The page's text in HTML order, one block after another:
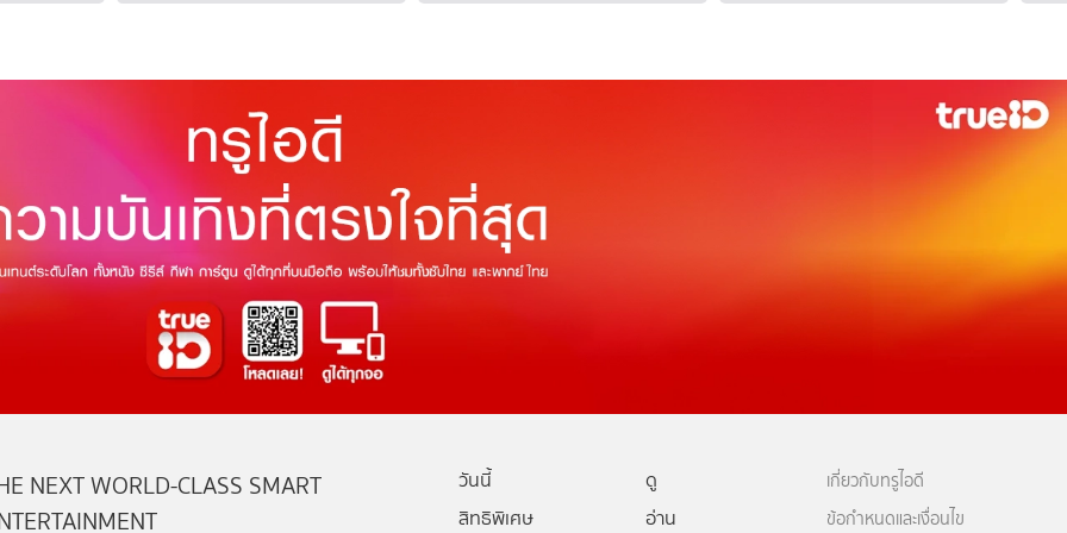
NEXT WORLD-CLASS SMART
วันนี้
ดู
สิทธิพิเศษ
อ่าน
เกี่ยวกับทรูไอดี
ข้อกำหนดและเงื่อนไข